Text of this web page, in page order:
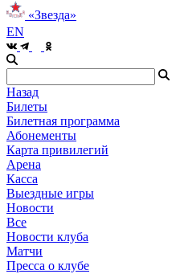
«Звезда»
EN
Назад
Билеты
Билетная программа
Абонементы
Карта привилегий
Арена
Касса
Выездные игры
Новости
Все
Новости клуба
Матчи
Пресса о клубе